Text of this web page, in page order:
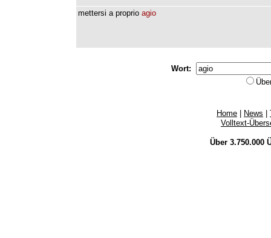
mettersi a proprio agio
Wort:
Home News
Volltext-
Über 3.750.000